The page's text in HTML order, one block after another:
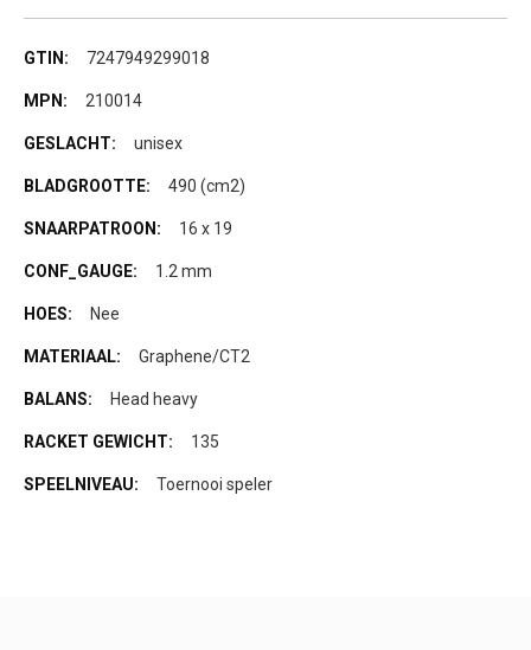
Meer
7247949299018
210014
unisex
490 (cm2)
16 x 19
1.2 mm
Nee
Graphene/CT2
Head heavy
135
Toernooi speler